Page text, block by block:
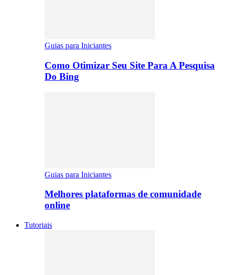
Guias para Iniciantes
Como Otimizar Seu Site Para A Pesquisa
Do Bing
Guias para Iniciantes
Melhores plataformas de comunidade
online
Tutoriais